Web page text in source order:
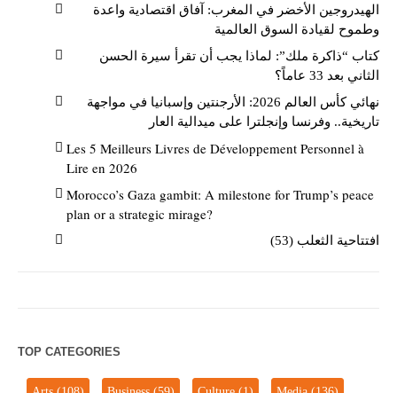
الهيدروجين الأخضر في المغرب: آفاق اقتصادية واعدة
وطموح لقيادة السوق العالمية
كتاب “ذاكرة ملك”: لماذا يجب أن تقرأ سيرة الحسن
الثاني بعد 33 عاماً؟
نهائي كأس العالم 2026: الأرجنتين وإسبانيا في مواجهة
تاريخية.. وفرنسا وإنجلترا على ميدالية العار
Les 5 Meilleurs Livres de Développement Personnel à
Lire en 2026
Morocco’s Gaza gambit: A milestone for Trump’s peace
plan or a strategic mirage?
افتتاحية الثعلب (53)
TOP CATEGORIES